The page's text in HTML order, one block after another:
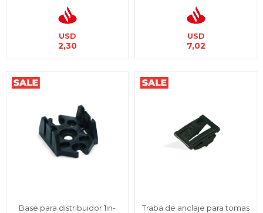
USD
2,30
USD
7,02
Base para distribuidor 1in-
Traba de anclaje para tomas